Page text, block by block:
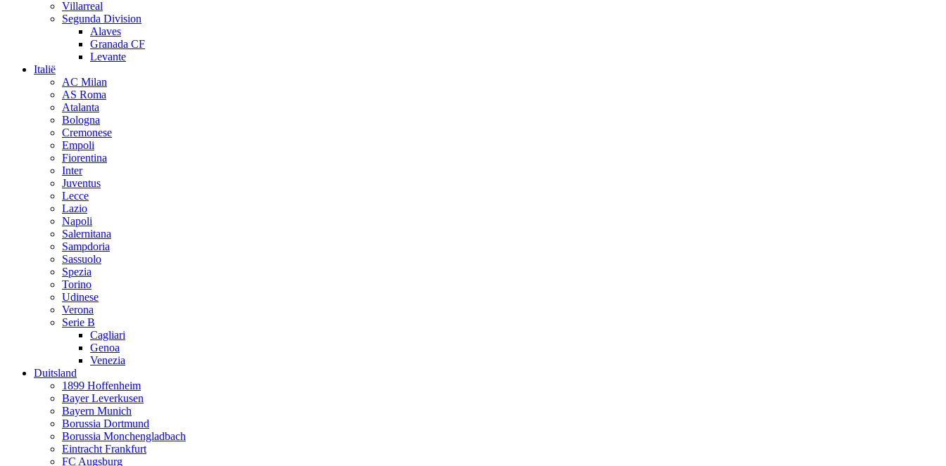
Villarreal
Segunda Division
Alaves
Granada CF
Levante
Italië
AC Milan
AS Roma
Atalanta
Bologna
Cremonese
Empoli
Fiorentina
Inter
Juventus
Lecce
Lazio
Napoli
Salernitana
Sampdoria
Sassuolo
Spezia
Torino
Udinese
Verona
Serie B
Cagliari
Genoa
Venezia
Duitsland
1899 Hoffenheim
Bayer Leverkusen
Bayern Munich
Borussia Dortmund
Borussia Monchengladbach
Eintracht Frankfurt
FC Augsburg